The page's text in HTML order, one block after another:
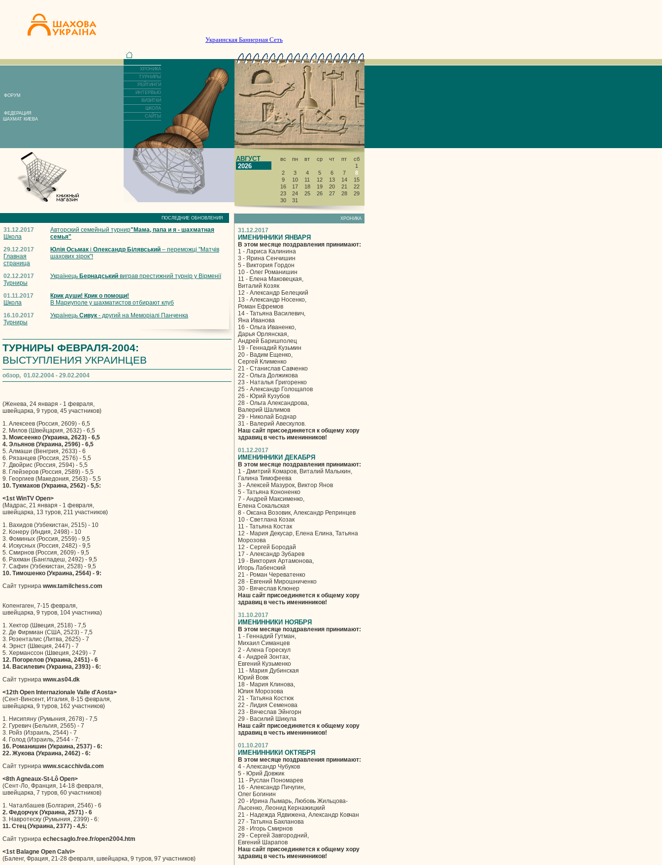
Украинская Баннерная Сеть
ФОРУМ
ФЕДЕРАЦИЯ
ШАХМАТ КИЕВА
ХРОНИКА
ТУРНИРЫ
РЕЙТИНГИ
ИНТЕРВЬЮ
ВИЗИТКИ
ШКОЛА
САЙТЫ
АВГУСТ
2026
вс пн вт ср чт пт
сб
1
2
3 4 5 6 7
8
9
10 11 12 13 14
15
16
17 18 19 20 21
22
23
24 25 26 27 28
29
30
31
ПОСЛЕДНИЕ ОБНОВЛЕНИЯ
31.12.2017
Школа
Авторский семейный турнир"Мама, папа и я - шахматная
семья"
29.12.2017
Главная
страница
Юлія Осьмак і Олександр Білявський – переможці "Матчів
шахових зірок"!
02.12.2017
Турниры
Українець Бернадський виграв престижний турнір у Вірменії
01.11.2017
Школа
Крик души! Крик о помощи!
В Мариуполе у шахматистов отбирают клуб
16.10.2017
Турниры
Українець Сивук - другий на Меморіалі Панченка
ТУРНИРЫ ФЕВРАЛЯ-2004:
ВЫСТУПЛЕНИЯ УКРАИНЦЕВ
обзор, 01.02.2004 - 29.02.2004
(Женева, 24 января - 1 февраля,
швейцарка, 9 туров, 45 участников)
1. Алексеев (Россия, 2609) - 6,5
2. Милов (Швейцария, 2632) - 6,5
3. Моисеенко (Украина, 2623) - 6,5
4. Эльянов (Украина, 2596) - 6,5
5. Алмаши (Венгрия, 2633) - 6
6. Рязанцев (Россия, 2576) - 5,5
7. Двойрис (Россия, 2594) - 5,5
8. Глейзеров (Россия, 2589) - 5,5
9. Георгиев (Македония, 2563) - 5,5
10. Тукмаков (Украина, 2562) - 5,5:
<1st WinTV Open>
(Мадрас, 21 января - 1 февраля,
швейцарка, 13 туров, 211 участников)
1. Вахидов (Узбекистан, 2515) - 10
2. Конеру (Индия, 2498) - 10
3. Фоминых (Россия, 2559) - 9,5
4. Искусных (Россия, 2482) - 9,5
5. Смирнов (Россия, 2609) - 9,5
6. Рахман (Бангладеш, 2492) - 9,5
7. Сафин (Узбекистан, 2528) - 9,5
10. Тимошенко (Украина, 2564) - 9:
Сайт турнира www.tamilchess.com
Копенгаген, 7-15 февраля,
швейцарка, 9 туров, 104 участника)
1. Хектор (Швеция, 2518) - 7,5
2. Де Фирмиан (США, 2523) - 7,5
3. Розенталис (Литва, 2625) - 7
4. Эрнст (Швеция, 2447) - 7
5. Херманссон (Швеция, 2429) - 7
12. Погорелов (Украина, 2451) - 6
14. Василевич (Украина, 2393) - 6:
Сайт турнира www.as04.dk
<12th Open Internazionale Valle d'Aosta>
(Сент-Винсент, Италия, 8-15 февраля,
швейцарка, 9 туров, 162 участников)
1. Нисипяну (Румыния, 2678) - 7,5
2. Гуревич (Бельгия, 2565) - 7
3. Ройз (Израиль, 2544) - 7
4. Голод (Израиль, 2544 - 7:
16. Романишин (Украина, 2537) - 6:
22. Жукова (Украина, 2462) - 6:
Сайт турнира www.scacchivda.com
<8th Agneaux-St-Lô Open>
(Сент-Ло, Франция, 14-18 февраля,
швейцарка, 7 туров, 60 участников)
1. Чаталбашев (Болгария, 2546) - 6
2. Федорчук (Украина, 2571) - 6
3. Навротеску (Румыния, 2399) - 6:
11. Стец (Украина, 2377) - 4,5:
Сайт турнира echecsaglo.free.fr/open2004.htm
<1st Balagne Open Calvi>
(Баленг, Фрация, 21-28 февраля, швейцарка, 9 туров, 97 участников)
ХРОНИКА
31.12.2017
ИМЕНИННИКИ ЯНВАРЯ
В этом месяце поздравления принимают:
1 - Лариса Калинина
3 - Ярина Сенчишин
5 - Виктория Гордон
10 - Олег Романишин
11 - Елена Маковецкая,
Виталий Козяк
12 - Александр Белецкий
13 - Александр Носенко,
Роман Ефремов
14 - Татьяна Василевич,
Яна Иванова
16 - Ольга Иваненко,
Дарья Орлянская,
Андрей Баришполец
19 - Геннадий Кузьмин
20 - Вадим Ещенко,
Сергей Клименко
21 - Станислав Савченко
22 - Ольга Должикова
23 - Наталья Григоренко
25 - Александр Голощапов
26 - Юрий Кузубов
28 - Ольга Александрова,
Валерий Шалимов
29 - Николай Боднар
31 - Валерий Авескулов.
Наш сайт присоединяется к общему хору
здравиц в честь именинников!
01.12.2017
ИМЕНИННИКИ ДЕКАБРЯ
В этом месяце поздравления принимают:
1 - Дмитрий Комаров, Виталий Малыкин,
Галина Тимофеева
3 - Алексей Мазурок, Виктор Янов
5 - Татьяна Кононенко
7 - Андрей Максименко,
Елена Сокальская
8 - Оксана Возовик, Александр Репринцев
10 - Светлана Козак
11 - Татьяна Костак
12 - Мария Декусар, Елена Елина, Татьяна
Морозова
12 - Сергей Бородай
17 - Александр Зубарев
19 - Виктория Артамонова,
Игорь Лабенский
21 - Роман Череватенко
28 - Евгений Мирошниченко
30 - Вячеслав Клюнер
Наш сайт присоединяется к общему хору
здравиц в честь именинников!
31.10.2017
ИМЕНИННИКИ НОЯБРЯ
В этом месяце поздравления принимают:
1 - Геннадий Гутман,
Михаил Симанцев
2 - Алена Горескул
4 - Андрей Зонтах,
Евгений Кузьменко
11 - Мария Дубинская
Юрий Вовк
18 - Мария Клинова,
Юлия Морозова
21 - Татьяна Костюк
22 - Лидия Семенова
23 - Вячеслав Эйнгорн
29 - Василий Шикула
Наш сайт присоединяется к общему хору
здравиц в честь именинников!
01.10.2017
ИМЕНИННИКИ ОКТЯБРЯ
В этом месяце поздравления принимают:
4 - Александр Чубуков
5 - Юрий Довжик
11 - Руслан Пономарев
16 - Александр Пичугин,
Олег Богинин
20 - Ирина Лымарь, Любовь Жильцова-
Лысенко, Леонид Кернажицкий
21 - Надежда Ядвижена, Александр Ковчан
27 - Татьяна Бакланова
28 - Игорь Смирнов
29 - Сергей Завгородний,
Евгений Шарапов
Наш сайт присоединяется к общему хору
здравиц в честь именинников!